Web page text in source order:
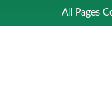
All Pages